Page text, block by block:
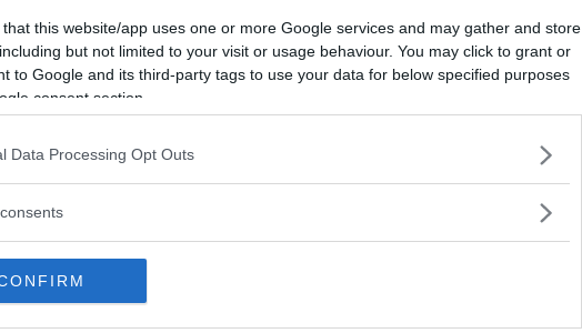
that this website/app uses one or more Google services and may gather and store
but not limited to your visit or usage behaviour. You may click to grant or
to Google and its third-party tags to use your data for below specified purposes
consent section.
Data Processing Opt Outs
också ?
Vill du bli
medlem?